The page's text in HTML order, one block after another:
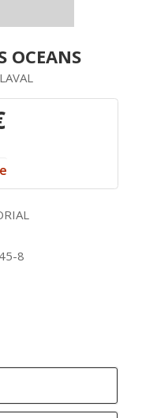
OCEANS
8